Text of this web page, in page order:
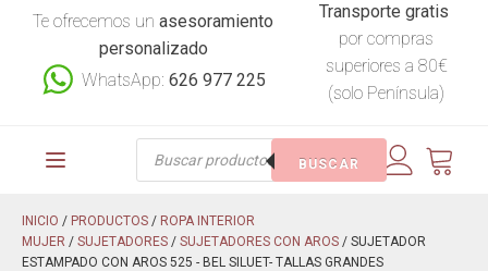
Te ofrecemos unasesoramiento
personalizado
WhatsApp:626 977 225
Transporte gratis
por compras
superiores a 80€
(solo Península)
Búsqueda
BUSCAR
INICIO / PRODUCTOS / ROPA INTERIOR
MUJER / SUJETADORES / SUJETADORES CON AROS / SUJETADOR
ESTAMPADO CON AROS 525 - BEL SILUET- TALLAS GRANDES